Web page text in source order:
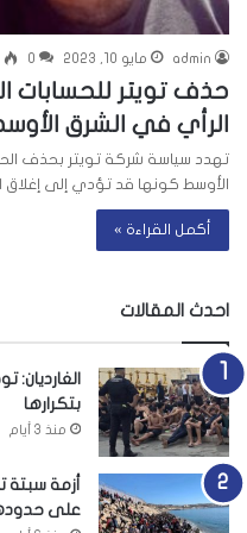
admin مايو 10, 2023 0
حذف تويتر للحسابات
الرأي في الشرق
تهدد سياسة شركة تويتر بحذف
الأوسط كونها قد تؤدي إلى إغلاق
أكمل القراءة »
احدث المقالات
بتكرارها
منذ 3 أيام
أزمة سبتة
على